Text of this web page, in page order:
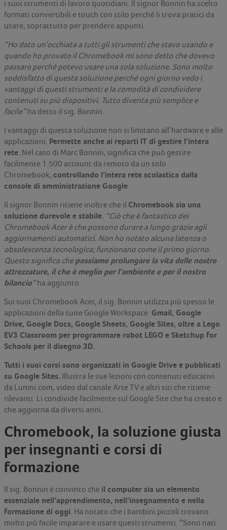
i suoi strumenti di lavoro quotidiani. Il signor Bonnin ha scelto
formati convertibili e touch con stilo perché li trova pratici da
usare, soprattutto per prendere appunti.
“Ho dato un’occhiata a tutti gli strumenti che stavo usando e
quando ho provato il Chromebook mi sono detto che dovevo
passare perché potevo usare una sola soluzione. Sono molto
soddisfatto di questa soluzione perché ogni giorno vedo i
vantaggi di questi strumenti e la comodità di condividere
contenuti su più dispositivi. Tutto diventa più semplice e
facile”ha detto il sig. Bonnin.
I vantaggi di questa soluzione non si limitano all’hardware e alle
applicazioni. Permette anche ai reparti IT di gestire l’intera
rete. Nel caso di Marc Bonnin, significa che può gestire
facilmente 1.500 account da remoto da un solo
Chromebook, controllando l’intera rete scolastica dalla
console di amministrazione Google.
Il signor Bonnin ritiene inoltre che il Chromebook sia una
soluzione durevole e stabile. “Ciò che è fantastico dei
Chromebook Acer è che possono durare a lungo grazie agli
aggiornamenti automatici. Non ho notato alcuna latenza o
obsolescenza tecnologica; funzionano come il primo giorno.
Questo significa chepossiamo prolungare la vita delle nostre
attrezzature, il che è meglio per l’ambiente e per il nostro
bilancio”ha aggiunto.
Sui suoi Chromebook Acer, il sig. Bonnin utilizza più spesso le
applicazioni della suite Google Workspace: Gmail, Google
Drive, Google Docs, Google Sheets, Google Sites, oltre a Lego
EV3 Classroom per programmare robot LEGO e Sketchup for
Schools per il disegno 3D.
Tutti i suoi corsi sono organizzati in Google Drive e pubblicati
su Google Sites. Illustra le sue lezioni con contenuti educativi
da Lumni.com, video dal canale Arte TV e altri siti che ritiene
rilevanti. Li condivide facilmente sul Google Site che ha creato e
che aggiorna da diversi anni.
Chromebook, la soluzione giusta
per insegnanti e corsi di
formazione
Il sig. Bonnin è convinto che il computer sia un elemento
essenziale nell’apprendimento, nell’insegnamento e nella
formazione di oggi. Ha notato che i bambini piccoli trovano
molto più facile imparare e usare questi strumenti. “Sono nati